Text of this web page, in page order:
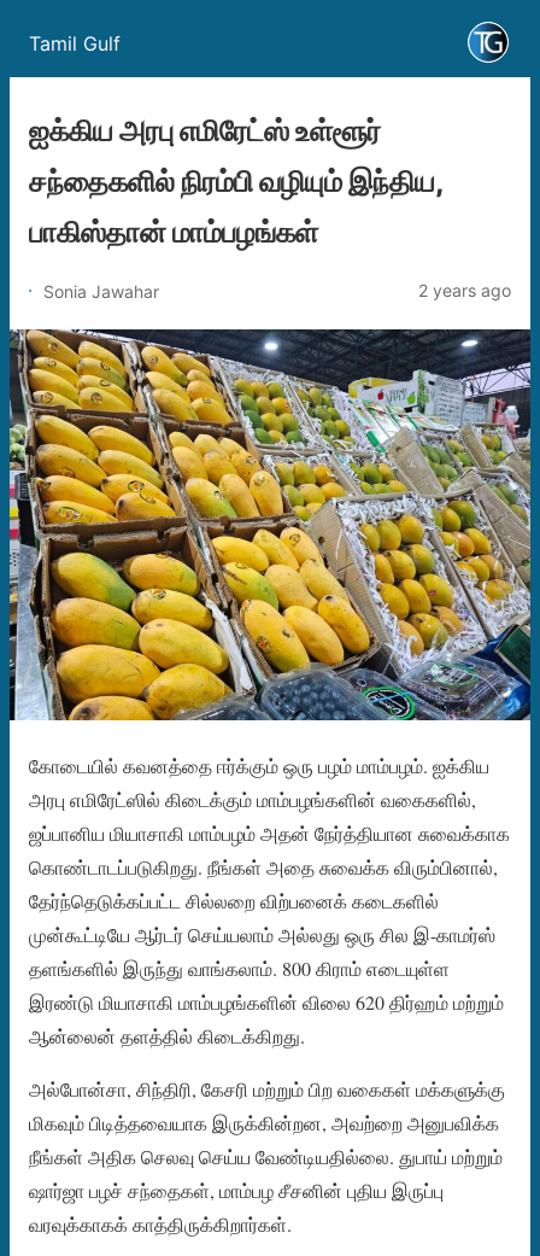
Tamil Gulf
ஐக்கிய அரபு எமிரேட்ஸ் உள்ளூர்
சந்தைகளில் நிரம்பி வழியும் இந்திய,
பாகிஸ்தான் மாம்பழங்கள்
Sonia Jawahar 2 years ago
கோடையில் கவனத்தை ஈர்க்கும் ஒரு பழம் மாம்பழம். ஐக்கிய
அரபு எமிரேட்ஸில் கிடைக்கும் மாம்பழங்களின் வகைகளில்,
ஜப்பானிய மியாசாகி மாம்பழம் அதன் நேர்த்தியான சுவைக்காக
கொண்டாடப்படுகிறது. நீங்கள் அதை சுவைக்க விரும்பினால்,
தேர்ந்தெடுக்கப்பட்ட சில்லறை விற்பனைக் கடைகளில்
முன்கூட்டியே ஆர்டர் செய்யலாம் அல்லது ஒரு சில இ-காமர்ஸ்
தளங்களில் இருந்து வாங்கலாம். 800 கிராம் எடையுள்ள
இரண்டு மியாசாகி மாம்பழங்களின் விலை 620 திர்ஹம் மற்றும்
ஆன்லைன் தளத்தில் கிடைக்கிறது.
அல்போன்சா, சிந்திரி, கேசரி மற்றும் பிற வகைகள் மக்களுக்கு
மிகவும் பிடித்தவையாக இருக்கின்றன, அவற்றை அனுபவிக்க
நீங்கள் அதிக செலவு செய்ய வேண்டியதில்லை. துபாய் மற்றும்
ஷார்ஜா பழச் சந்தைகள், மாம்பழ சீசனின் புதிய இருப்பு
வரவுக்காகக் காத்திருக்கிறார்கள்.